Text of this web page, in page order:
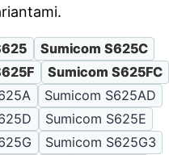
Sumicom S625C
Sumicom S625FC
Sumicom S625AD
Sumicom S625E
Sumicom S625G3